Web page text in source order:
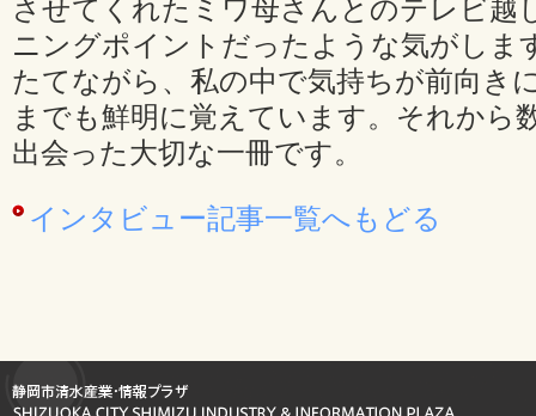
させてくれたミワ母さんとのテレビ越
ニングポイントだったような気がしま
たてながら、私の中で気持ちが前向き
までも鮮明に覚えています。それから
出会った大切な一冊です。
インタビュー記事一覧へもどる